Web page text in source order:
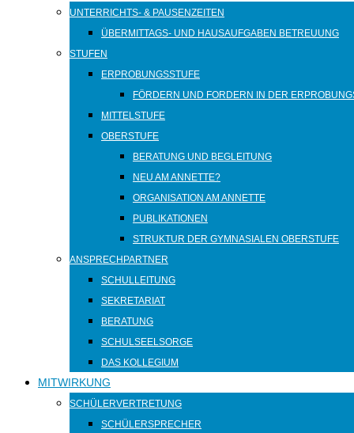
UNTERRICHTS- & PAUSENZEITEN
ÜBERMITTAGS- UND HAUSAUFGABEN BETREUUNG
STUFEN
ERPROBUNGSSTUFE
FÖRDERN UND FORDERN IN DER
MITTELSTUFE
OBERSTUFE
BERATUNG UND BEGLEITUNG
NEU AM ANNETTE?
ORGANISATION AM ANNETTE
PUBLIKATIONEN
STRUKTUR DER GYMNASIALEN OBERSTUFE
ANSPRECHPARTNER
SCHULLEITUNG
SEKRETARIAT
BERATUNG
SCHULSEELSORGE
DAS KOLLEGIUM
MITWIRKUNG
SCHÜLERVERTRETUNG
SCHÜLERSPRECHER